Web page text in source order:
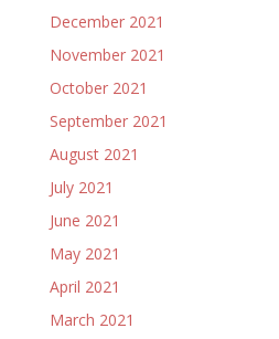
December 2021
November 2021
October 2021
September 2021
August 2021
July 2021
June 2021
May 2021
April 2021
March 2021